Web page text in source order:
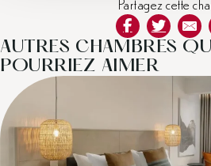
AUTRES CHAMBRES
POURRIEZ AIMER